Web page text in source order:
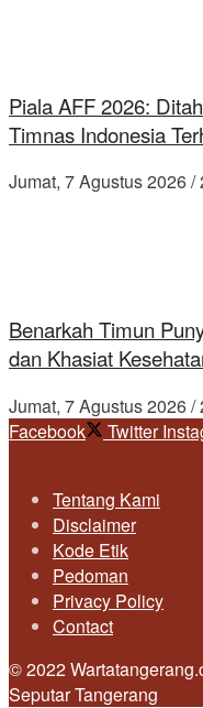
Piala AFF 2026:
Timnas Indonesia
Jumat, 7 Agustus 2026 /
Benarkah Timun
dan Khasiat
Jumat, 7 Agustus 2026 /
Facebook
Twitter
Tentang Kami
Disclaimer
Kode Etik
Pedoman
Privacy Policy
Contact
© 2022
Seputar Tangerang